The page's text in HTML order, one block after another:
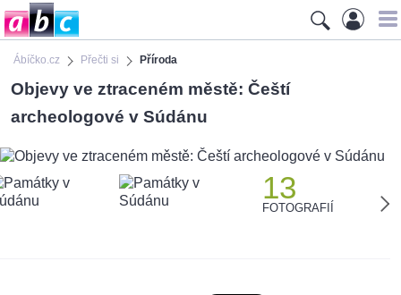
Ábíčko.cz Přečti si Příroda
Objevy ve ztraceném městě: Čeští
archeologové v Súdánu
13
FOTOGRAFIÍ